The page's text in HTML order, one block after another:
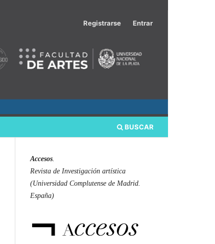
BUSCAR
Registrarse Entrar
Accesos
Revista de Investigación artística
(Universidad Complutense de Madrid.
España)